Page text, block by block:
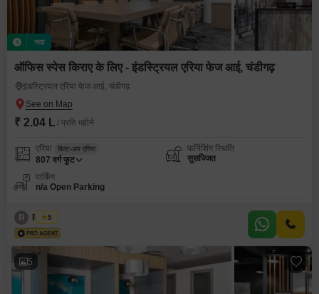
नया
ऑफिस स्पेस किराए के लिए - इंडस्ट्रियल एरिया फेज आई, चंडीगढ़
इंडस्ट्रियल एरिया फेज आई, चंडीगढ़
₹ 2.04 L / प्रति महीने
एरिया बिल्ट-अप एरिया
807 वर्ग फुट
फर्निशिंग स्थिति
सुसज्जित
पार्किंग
n/a Open Parking
R Regus
5
5